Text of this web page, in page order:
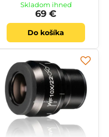
Skladom ihneď
69 €
Do košíka